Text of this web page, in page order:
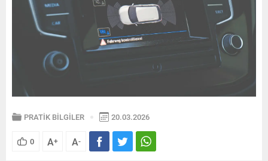
PRATİK BİLGİLER 20.03.2026
0 A+ A-